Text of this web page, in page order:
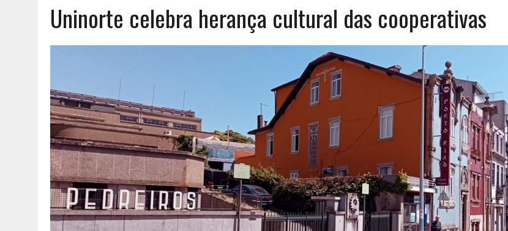
AGOSTO 6, 2026
UM ENTRE MUITOS
Uninorte celebra herança cultural das cooperativas